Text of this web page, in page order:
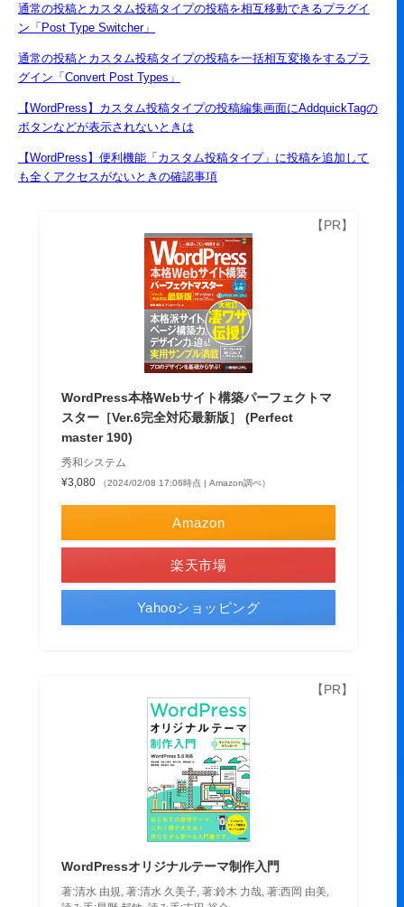
通常の投稿とカスタム投稿タイプの投稿を相互移動できるプラグイ
ン「Post Type Switcher」
通常の投稿とカスタム投稿タイプの投稿を一括相互変換をするプラ
グイン「Convert Post Types」
【WordPress】カスタム投稿タイプの投稿編集画面にAddquickTagの
ボタンなどが表示されないときは
【WordPress】便利機能「カスタム投稿タイプ」に投稿を追加して
も全くアクセスがないときの確認事項
WordPress本格Webサイト構築パーフェクトマ
スター［Ver.6完全対応最新版］ (Perfect
master 190)
秀和システム
¥3,080
（2024/02/08 17:06時点 | Amazon調べ）
Amazon
楽天市場
Yahooショッピング
WordPressオリジナルテーマ制作入門
著:清水 由規, 著:清水 久美子, 著:鈴木 力哉, 著:西岡 由美,